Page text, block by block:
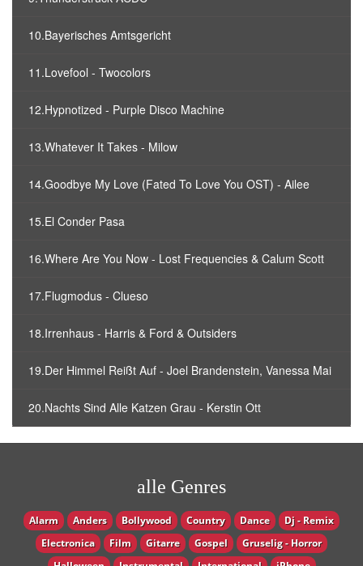
10.Bayerisches Amtsgericht
11.Lovefool - Twocolors
12.Hypnotized - Purple Disco Machine
13.Whatever It Takes - Milow
14.Goodbye My Love (Fated To Love You OST) - Ailee
15.El Conder Pasa
16.Where Are You Now - Lost Frequencies & Calum Scott
17.Flugmodus - Clueso
18.Irrenhaus - Harris & Ford & Outsiders
19.Der Himmel Reißt Auf - Joel Brandenstein, Vanessa Mai
20.Nachts Sind Alle Katzen Grau - Kerstin Ott
alle Genres
Alarm Anders Bollywood Country Dance
Dj - Remix
Electronica
Film Gitarre Gospel
Gruselig - Horror